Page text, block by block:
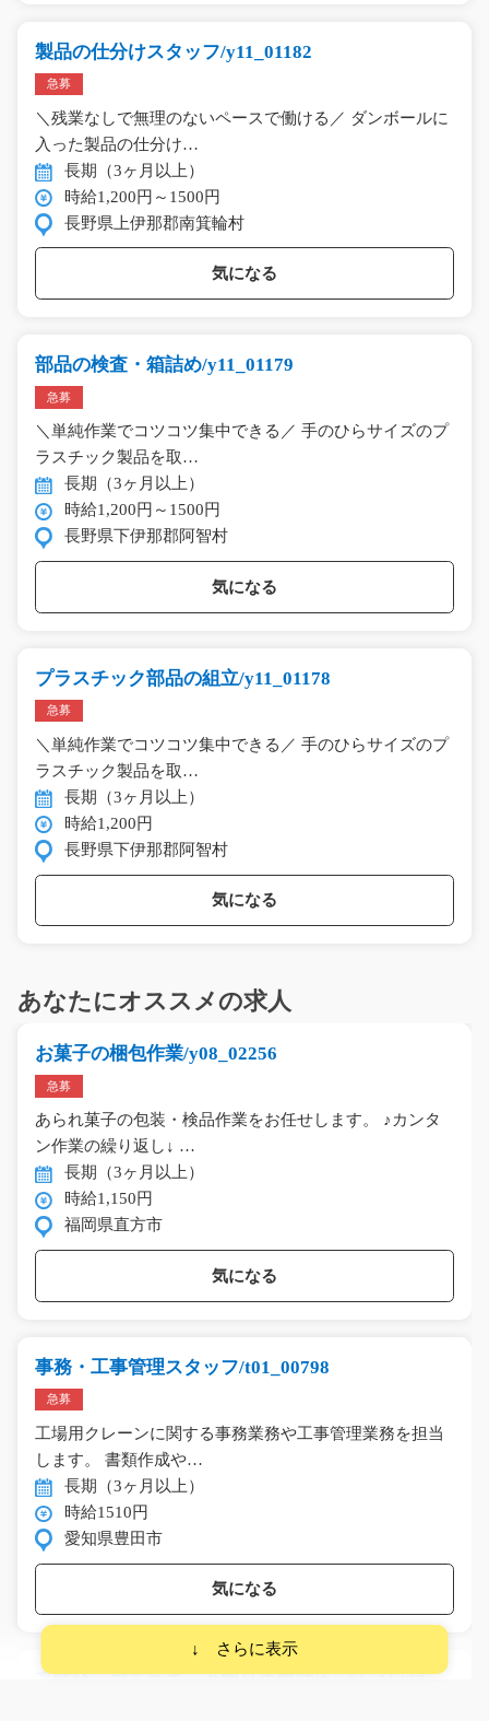
製品の仕分けスタッフ/y11_01182
急募
＼残業なしで無理のないペースで働ける／ ダンボールに
入った製品の仕分け…
長期（3ヶ月以上）
時給1,200円～1500円
長野県上伊那郡南箕輪村
気になる
部品の検査・箱詰め/y11_01179
急募
＼単純作業でコツコツ集中できる／ 手のひらサイズのプ
ラスチック製品を取…
長期（3ヶ月以上）
時給1,200円～1500円
長野県下伊那郡阿智村
気になる
プラスチック部品の組立/y11_01178
急募
＼単純作業でコツコツ集中できる／ 手のひらサイズのプ
ラスチック製品を取…
長期（3ヶ月以上）
時給1,200円
長野県下伊那郡阿智村
気になる
あなたにオススメの求人
お菓子の梱包作業/y08_02256
急募
あられ菓子の包装・検品作業をお任せします。 ♪カンタ
ン作業の繰り返し↓ …
長期（3ヶ月以上）
時給1,150円
福岡県直方市
気になる
事務・工事管理スタッフ/t01_00798
急募
工場用クレーンに関する事務業務や工事管理業務を担当
します。 書類作成や…
長期（3ヶ月以上）
時給1510円
愛知県豊田市
気になる
高時給 プラスチック製品の箱詰め/g01_01427